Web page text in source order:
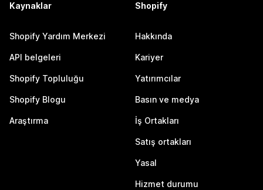
Kaynaklar
Shopify Yardım Merkezi
API belgeleri
Shopify Topluluğu
Shopify Blogu
Araştırma
Shopify
Hakkında
Kariyer
Yatırımcılar
Basın ve medya
İş Ortakları
Satış ortakları
Yasal
Hizmet durumu